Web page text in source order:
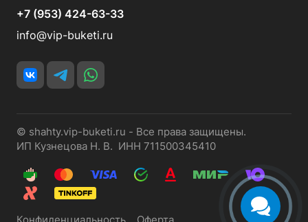
+7 (953) 424-63-33
info@vip-buketi.ru
© shahty.vip-buketi.ru - Все права защищены.
ИП Кузнецова Н. В. ИНН 711500345410